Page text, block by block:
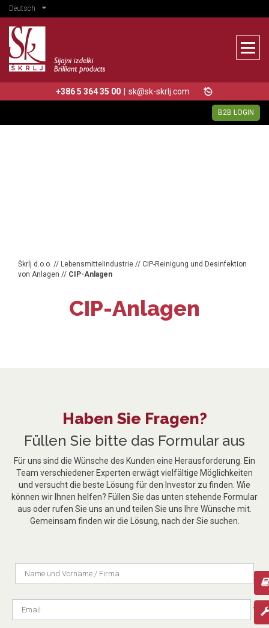
Deutsch
+386 5 364 35 00 | sk@sk-skrlj.com
B2B LOGIN
Škrlj d.o.o. // Lebensmittelindustrie // CIP-Reinigung und Desinfektion
von Anlagen // CIP-Anlagen
CIP-Anlagen
Haben Sie Fragen?
Füllen Sie bitte das Formular aus
Für uns sind die Wünsche des Kunden eine Herausforderung. Ein
Team verschiedener Experten erwägt vielfältige Möglichkeiten
und versucht die beste Lösung für den Investor zu finden. Wie
können wir Ihnen helfen? Füllen Sie das unten stehende Formular
aus oder rufen Sie uns an und teilen Sie uns Ihre Wünsche mit.
Gemeinsam finden wir die Lösung, nach der Sie suchen.
*